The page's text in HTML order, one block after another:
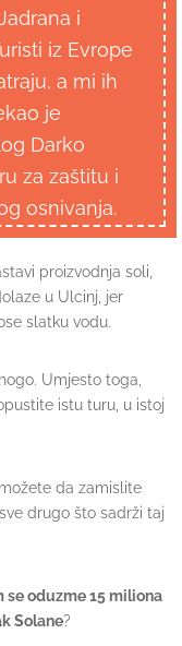
i
iz Evrope
a mi ih
je
Darko
za zaštitu i
osnivanja.
proizvodnja soli,
u Ulcinj, jer
slatku vodu.
Umjesto toga,
istu turu, u istoj
da zamislite
drugo što sadrži taj
oduzme 15 miliona
Solane?